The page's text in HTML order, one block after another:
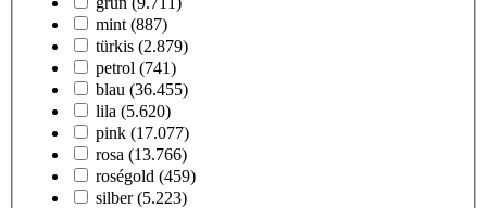
mint (887)
türkis (2.879)
petrol (741)
blau (36.455)
lila (5.620)
pink (17.077)
rosa (13.766)
roségold (459)
silber (5.223)